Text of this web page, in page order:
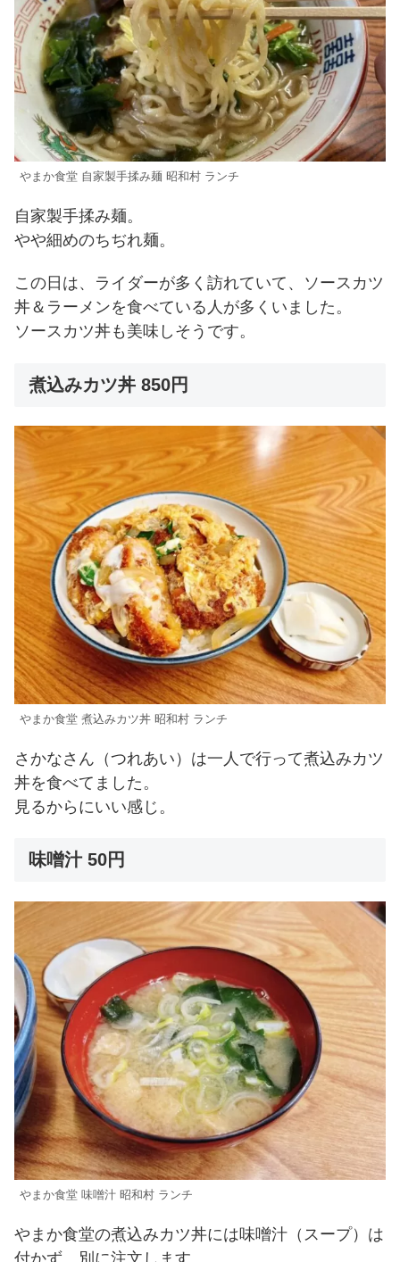
やまか食堂 自家製手揉み麺 昭和村 ランチ
自家製手揉み麺。
やや細めのちぢれ麺。
この日は、ライダーが多く訪れていて、ソースカツ
丼＆ラーメンを食べている人が多くいました。
ソースカツ丼も美味しそうです。
煮込みカツ丼 850円
やまか食堂 煮込みカツ丼 昭和村 ランチ
さかなさん（つれあい）は一人で行って煮込みカツ
丼を食べてました。
見るからにいい感じ。
味噌汁 50円
やまか食堂 味噌汁 昭和村 ランチ
やまか食堂の煮込みカツ丼には味噌汁（スープ）は
付かず、別に注文します。